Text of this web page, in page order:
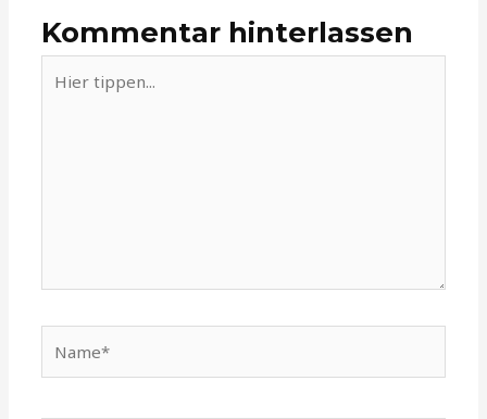
Kommentar hinterlassen
tippen...